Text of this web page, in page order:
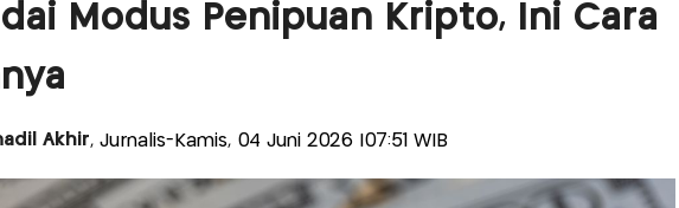
Modus Penipuan Kripto, Ini Cara
Akhir, Jurnalis-Kamis, 04 Juni 2026 |07:51 WIB